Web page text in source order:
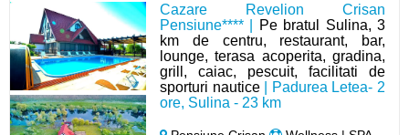
Cazare Revelion Crisan
Pensiune**** |
Pe bratul Sulina, 3
km de centru, restaurant, bar,
lounge, terasa acoperita, gradina,
grill, caiac, pescuit, facilitati de
sporturi nautice| Padurea Letea- 2
ore, Sulina - 23 km